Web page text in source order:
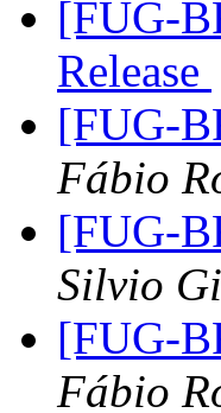
[FUG-
Release
[FUG-
Fábio
[FUG-
Silvio
[FUG-
Fábio